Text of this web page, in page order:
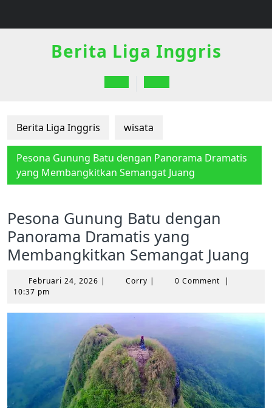
Berita Liga Inggris
Open
Berita Liga Inggris wisata
Pesona Gunung Batu dengan Panorama Dramatis
yang Membangkitkan Semangat Juang
Pesona Gunung Batu dengan
Panorama Dramatis yang
Membangkitkan Semangat Juang
Februari 24, 2026 Februari
| Corry Corry
| 0 Comment
|
10:37 pm